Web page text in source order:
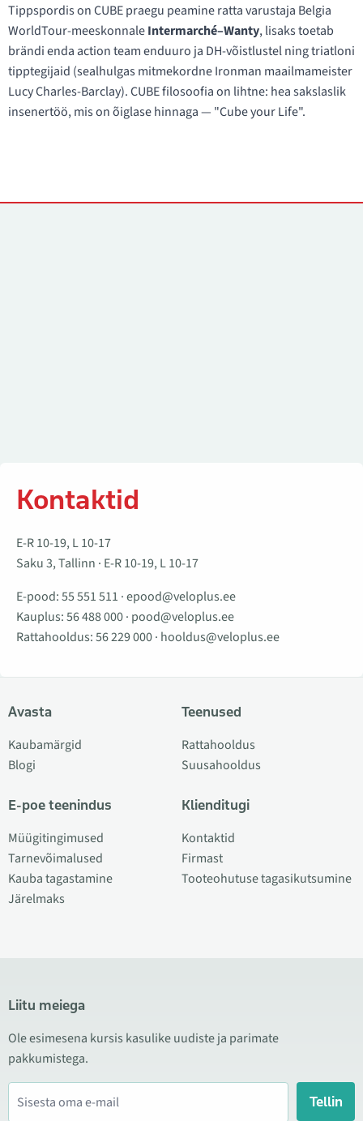
Tippspordis on CUBE praegu peamine ratta varustaja Belgia
WorldTour-meeskonnaleIntermarché–Wanty, lisaks toetab
brändi enda action team enduuro ja DH-võistlustel ning triatloni
tipptegijaid (sealhulgas mitmekordne Ironman maailmameister
Lucy Charles-Barclay). CUBE filosoofia on lihtne: hea sakslaslik
insenertöö, mis on õiglase hinnaga — "Cube your Life".
Kontaktid
E-R 10-19, L 10-17
Saku 3, Tallinn · E-R 10-19, L 10-17
E-pood:55 551 511 ·epood@veloplus.ee
Kauplus:56 488 000· pood@veloplus.ee
Rattahooldus:56 229 000· hooldus@veloplus.ee
Avasta
Kaubamärgid
Blogi
E-poe teenindus
Müügitingimused
Tarnevõimalused
Kauba tagastamine
Järelmaks
Teenused
Rattahooldus
Suusahooldus
Klienditugi
Kontaktid
Firmast
Tooteohutuse tagasikutsumine
Liitu meiega
Ole esimesena kursis kasulike uudiste ja parimate
pakkumistega.
Tellin